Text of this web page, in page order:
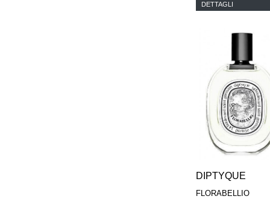
DETTAGLI
DIPTYQUE
FLORABELLIO